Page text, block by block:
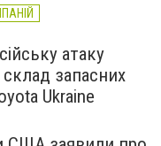
атаку
запасних
Ukraine